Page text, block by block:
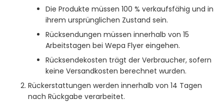
Die Produkte müssen 100 % verkaufsfähig und in
ihrem ursprünglichen Zustand sein.
Rücksendungen müssen innerhalb von 15
Arbeitstagen bei Wepa Flyer eingehen.
Rücksendekosten trägt der Verbraucher, sofern
keine Versandkosten berechnet wurden.
Rückerstattungen werden innerhalb von 14 Tagen
nach Rückgabe verarbeitet.